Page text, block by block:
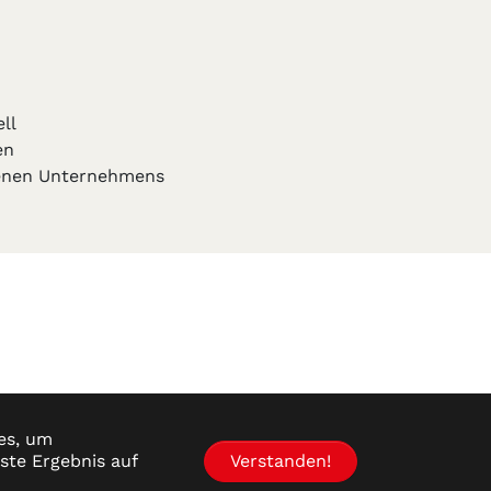
um
Ergebnis auf
Verstanden!
Unternehmens